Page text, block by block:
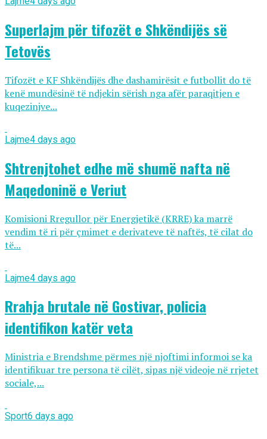
Superlajm për tifozët e Shkëndijës së
Tetovës
Tifozët e KF Shkëndijës dhe dashamirësit e futbollit do të
kenë mundësinë të ndjekin sërish nga afër paraqitjen e
kuqezinjve...
Lajme4 days ago
Shtrenjtohet edhe më shumë nafta në
Maqedoninë e Veriut
Komisioni Rregullor për Energjetikë (KRRE) ka marrë
vendim të ri për çmimet e derivateve të naftës, të cilat do
të...
Lajme4 days ago
Rrahja brutale në Gostivar, policia
identifikon katër veta
Ministria e Brendshme përmes një njoftimi informoi se ka
identifikuar tre persona të cilët, sipas një videoje në rrjetet
sociale,...
Sport6 days ago